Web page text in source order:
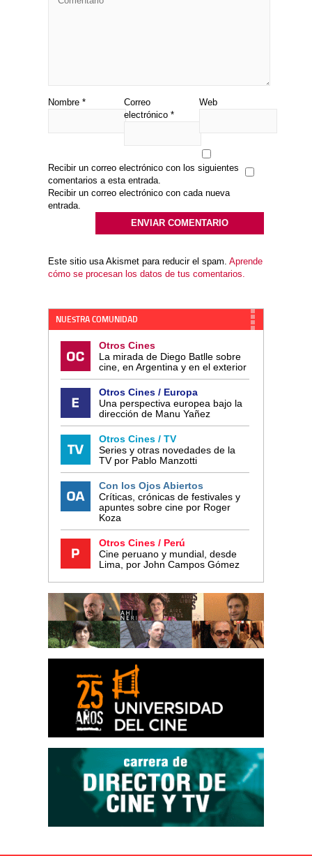
Nombre *
Correo
electrónico *
Web
Recibir un correo electrónico con los siguientes
comentarios a esta entrada.
Recibir un correo electrónico con cada nueva
entrada.
Este sitio usa Akismet para reducir el spam. Aprende
cómo se procesan los datos de tus comentarios.
NUESTRA COMUNIDAD
Otros Cines
La mirada de Diego Batlle sobre
cine, en Argentina y en el exterior
Otros Cines / Europa
Una perspectiva europea bajo la
dirección de Manu Yañez
Otros Cines / TV
Series y otras novedades de la
TV por Pablo Manzotti
Con los Ojos Abiertos
Críticas, crónicas de festivales y
apuntes sobre cine por Roger
Koza
Otros Cines / Perú
Cine peruano y mundial, desde
Lima, por John Campos Gómez